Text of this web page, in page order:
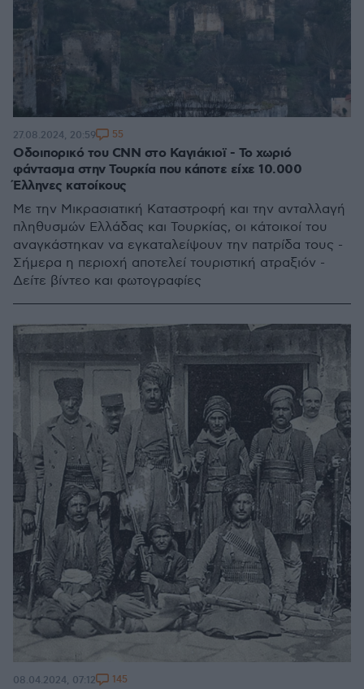
Οδοιπορικό του CNN στο Καγιάκιοϊ - Το χωριό
φάντασμα στην Τουρκία που κάποτε είχε 10.000
Έλληνες κατοίκους
Με την Μικρασιατική Καταστροφή και την ανταλλαγή
πληθυσμών Ελλάδας και Τουρκίας, οι κάτοικοί του
αναγκάστηκαν να εγκαταλείψουν την πατρίδα τους -
Σήμερα η περιοχή αποτελεί τουριστική ατραξιόν -
Δείτε βίντεο και φωτογραφίες
27.08.2024, 20:59 55
08.04.2024, 07:12 145